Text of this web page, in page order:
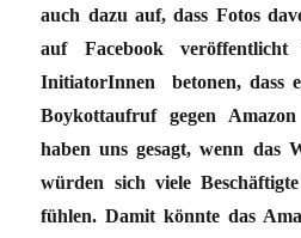
auch dazu auf, dass Fotos
auf Facebook
InitiatorInnen betonen, dass
Boykottaufruf gegen
haben uns gesagt, wenn das
würden sich viele
fühlen. Damit könnte das